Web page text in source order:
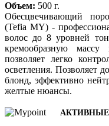
Объем: 500 г.
Обесцвечивающий
(Tefia MY) -
волос до 8 уровней
кремообразную
позволяет легко
осветления. Позволяет
блонд, эффективно
желтые нюансы.